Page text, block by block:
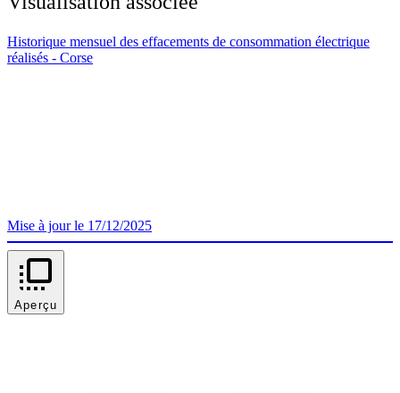
Historique mensuel des effacements de consommation électrique
réalisés - Corse
Mise à jour le 17/12/2025
Aperçu